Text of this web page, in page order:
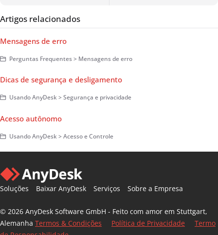
Artigos relacionados
Mensagens de erro
Perguntas Frequentes > Mensagens de erro
Dicas de segurança e desligamento
Usando AnyDesk > Segurança e privacidade
Acesso autônomo
Usando AnyDesk > Acesso e Controle
Soluções Baixar AnyDesk Serviços Sobre a Empresa
© 2026 AnyDesk Software GmbH - Feito com amor em Stuttgart,
Alemanha Termos & Condições Política de Privacidade
Termo